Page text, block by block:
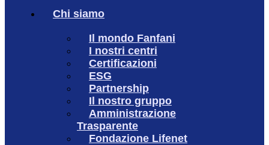
Chi siamo
Il mondo Fanfani
I nostri centri
Certificazioni
ESG
Partnership
Il nostro gruppo
Amministrazione
Trasparente
Fondazione Lifenet